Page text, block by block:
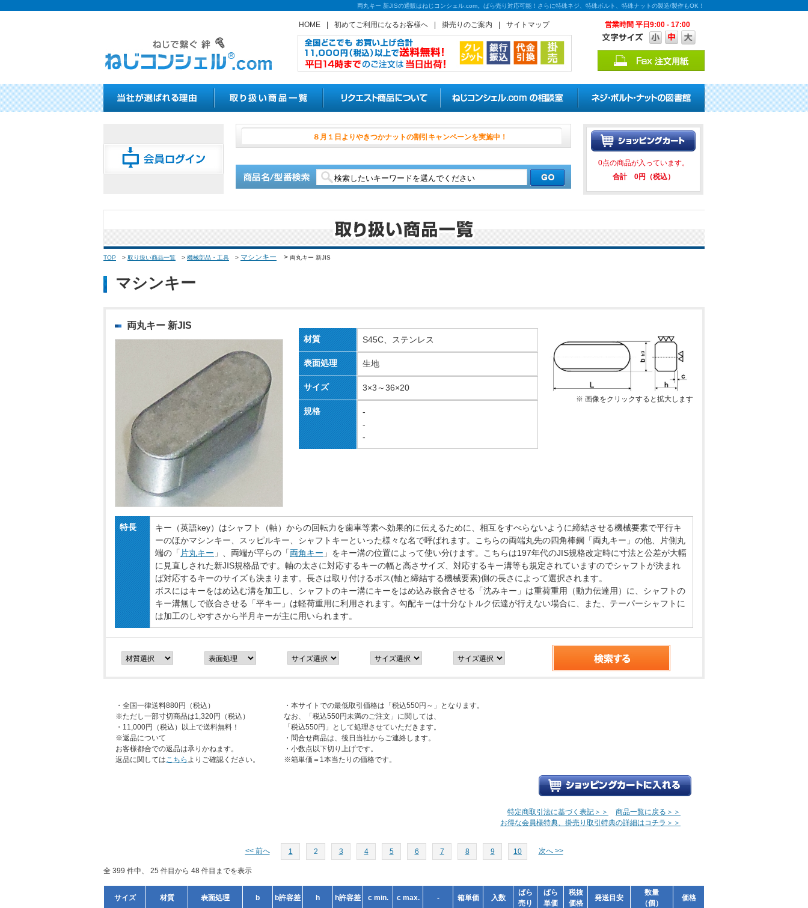
両丸キー 新JISの通販はねじコンシェル.com。ばら売り対応可能！さらに特殊ネジ、特殊ボルト、特殊ナットの製造/製作もOK！
HOME 初めてご利用になるお客様へ 掛売りのご案内 サイトマップ 営業時間 平日9:00 - 17:00
８月１日よりやきつかナットの割引キャンペーンを実施中！
0点の商品が入っています。
合計 0円（税込）
TOP > 取り扱い商品一覧 > 機械部品・工具 > マシンキー > 両丸キー 新JIS
マシンキー
両丸キー 新JIS
材質 S45C、ステンレス
表面処理 生地
サイズ 3×3～36×20
規格
-
-
-
※ 画像をクリックすると拡大します
特長
キー（英語key）はシャフト（軸）からの回転力を歯車等素へ効果的に伝えるために、相互をすべらないように締結させる機械要素で平行キ
ーのほかマシンキー、スッピルキー、シャフトキーといった様々な名で呼ばれます。こちらの両端丸先の四角棒鋼「両丸キー」の他、片側丸
端の「 片丸キー 」、両端が平らの「両角キー 」をキー溝の位置によって使い分けます。こちらは197年代のJIS規格改定時に寸法と公差が大幅
に見直しされた新JIS規格品です。軸の太さに対応するキーの幅と高さサイズ、対応するキー溝等も規定されていますのでシャフトが決まれ
ば対応するキーのサイズも決まります。長さは取り付けるボス(軸と締結する機械要素)側の長さによって選択されます。
ボスにはキーをはめ込む溝を加工し、シャフトのキー溝にキーをはめ込み嵌合させる「沈みキー」は重荷重用（動力伝達用）に、シャフトの
キー溝無しで嵌合させる「平キー」は軽荷重用に利用されます。勾配キーは十分なトルク伝達が行えない場合に、また、テーパーシャフトに
は加工のしやすさから半月キーが主に用いられます。
・全国一律送料880円（税込）
※ただし一部寸切商品は1,320円（税込）
・11,000円（税込）以上で送料無料！
※返品について
お客様都合での返品は承りかねます。
返品に関してはこちら よりご確認ください。
・本サイトでの最低取引価格は「税込550円～」となります。
なお、「税込550円未満のご注文」に関しては、
「税込550円」として処理させていただきます。
・問合せ商品は、後日当社からご連絡します。
・小数点以下切り上げです。
※箱単価＝1本当たりの価格です。
特定商取引法に基づく表記＞＞
商品一覧に戻る＞＞
お得な会員様特典、掛売り取引特典の詳細はコチラ＞＞
<< 前へ 1 2 3 4 5 6 7 8 9 10 次へ >>
全 399 件中、 25 件目から 48 件目までを表示
サイズ 材質 表面処理 b b許容差 h h許容差 c min. c max. - 箱単価 入数
ばら
売り
ばら
単価
税抜
価格
発送目安
数量
（個）
価格